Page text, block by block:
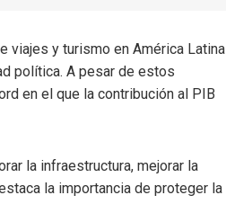
viajes y turismo en América Latina
política. A pesar de estos
en el que la contribución al PIB
la infraestructura, mejorar la
la importancia de proteger la